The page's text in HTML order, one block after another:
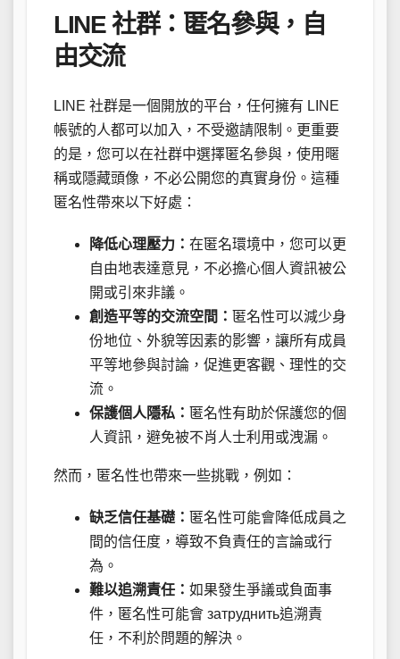
LINE 社群：匿名參與，自
由交流
LINE 社群是一個開放的平台，任何擁有 LINE
帳號的人都可以加入，不受邀請限制。更重要
的是，您可以在社群中選擇匿名參與，使用暱
稱或隱藏頭像，不必公開您的真實身份。這種
匿名性帶來以下好處：
降低心理壓力： 在匿名環境中，您可以更
自由地表達意見，不必擔心個人資訊被公
開或引來非議。
創造平等的交流空間： 匿名性可以減少身
份地位、外貌等因素的影響，讓所有成員
平等地參與討論，促進更客觀、理性的交
流。
保護個人隱私： 匿名性有助於保護您的個
人資訊，避免被不肖人士利用或洩漏。
然而，匿名性也帶來一些挑戰，例如：
缺乏信任基礎： 匿名性可能會降低成員之
間的信任度，導致不負責任的言論或行
為。
難以追溯責任： 如果發生爭議或負面事
件，匿名性可能會 затруднить追溯責
任，不利於問題的解決。